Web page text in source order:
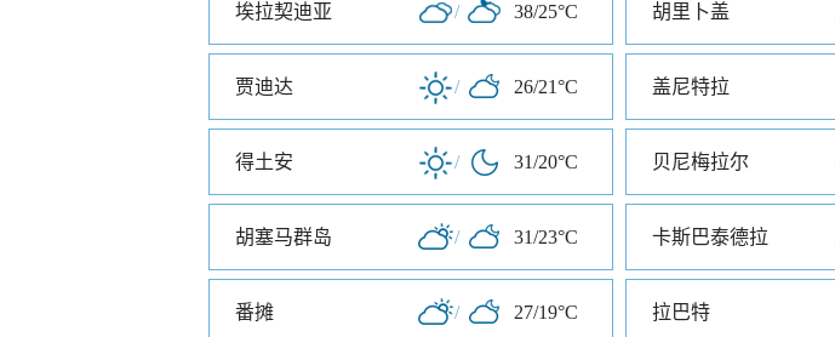
埃拉契迪亚 / 38/25°C 胡里卜盖
贾迪达 / 26/21°C 盖尼特拉
得土安 / 31/20°C 贝尼梅拉尔
胡塞马群岛 / 31/23°C 卡斯巴泰德拉
番摊 / 27/19°C 拉巴特